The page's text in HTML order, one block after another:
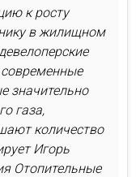
к росту
в жилищном
значительно
газа,
количество
Игорь
Отопительные